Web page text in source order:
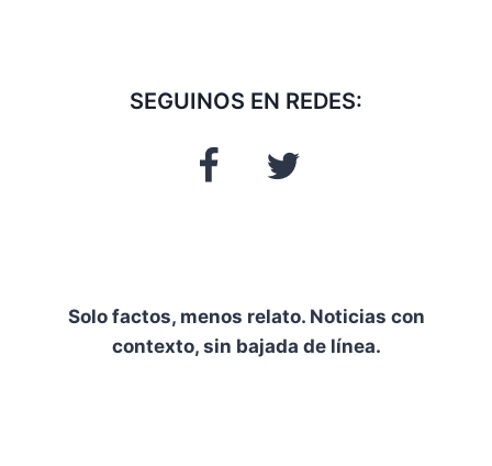
SEGUINOS EN REDES:
Solo factos, menos relato. Noticias con
contexto, sin bajada de línea.